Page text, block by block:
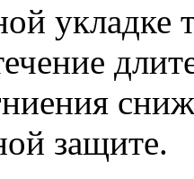
укладке
защите.